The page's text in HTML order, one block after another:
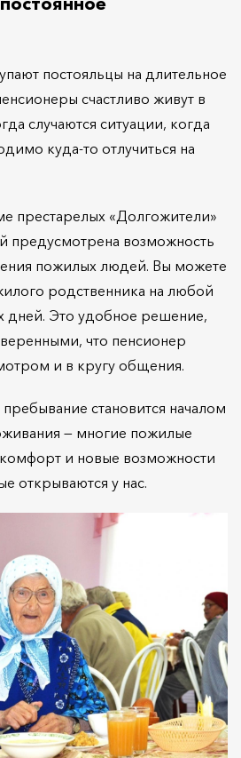
постояльцы на длительное
счастливо живут в
случаются ситуации, когда
куда-то отлучиться на
престарелых «Долгожители»
предусмотрена возможность
пожилых людей. Вы можете
родственника на любой
дней. Это удобное решение,
что пенсионер
и в кругу общения.
становится началом
— многие пожилые
и новые возможности
открываются у нас.